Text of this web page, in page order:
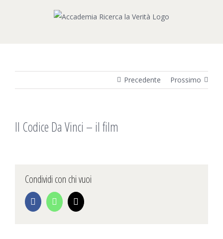
Precedente Prossimo
Il Codice Da Vinci – il film
Condividi con chi vuoi
FacebookWhatsApp
Email